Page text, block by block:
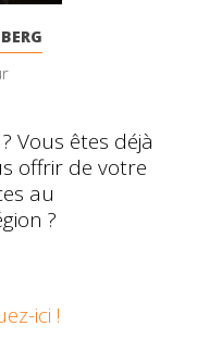
Vous êtes déjà
offrir de votre
au
?
ici !